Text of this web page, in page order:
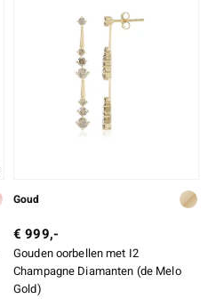
Goud
€ 999,-
Gouden oorbellen met I2
Champagne Diamanten (de Melo
Gold)